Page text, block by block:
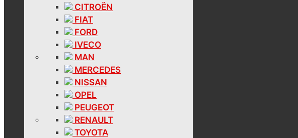
CITROËN
FIAT
FORD
IVECO
MAN
MERCEDES
NISSAN
OPEL
PEUGEOT
RENAULT
TOYOTA